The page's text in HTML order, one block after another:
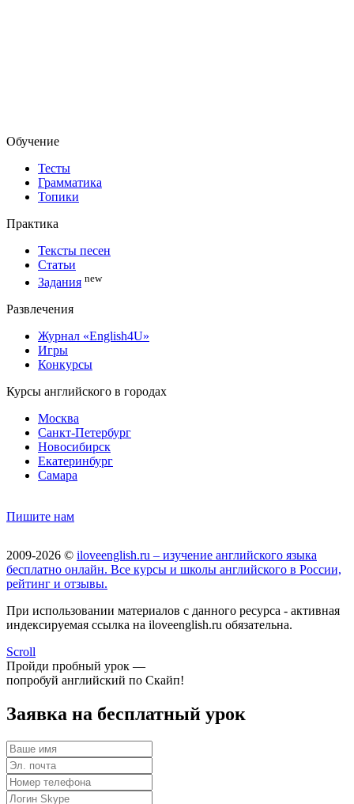
Обучение
Тесты
Грамматика
Топики
Практика
Тексты песен
Статьи
Задания new
Развлечения
Журнал «English4U»
Игры
Конкурсы
Курсы английского в городах
Москва
Санкт-Петербург
Новосибирск
Екатеринбург
Самара
Пишите нам
2009-2026 © iloveenglish.ru – изучение английского языка
бесплатно онлайн. Все курсы и школы английского в России,
рейтинг и отзывы.
При использовании материалов с данного ресурса - активная
индексируемая ссылка на iloveenglish.ru обязательна.
Scroll
Пройди пробный урок —
попробуй английский по Скайп!
Заявка на бесплатный урок